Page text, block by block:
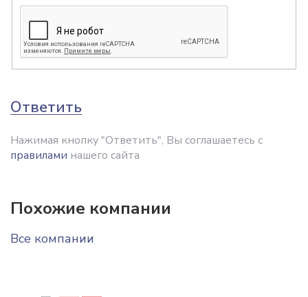
Ответить
Нажимая кнопку "Ответить", Вы соглашаетесь с
правилами нашего сайта
Похожие компании
Все компании